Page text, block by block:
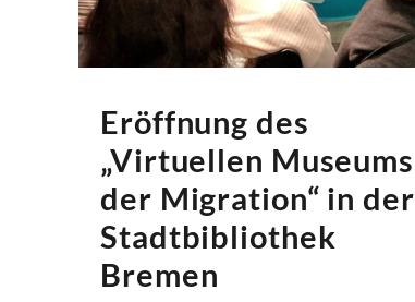
Eröffnung des
„Virtuellen Museums
der Migration“ in der
Stadtbibliothek
Bremen